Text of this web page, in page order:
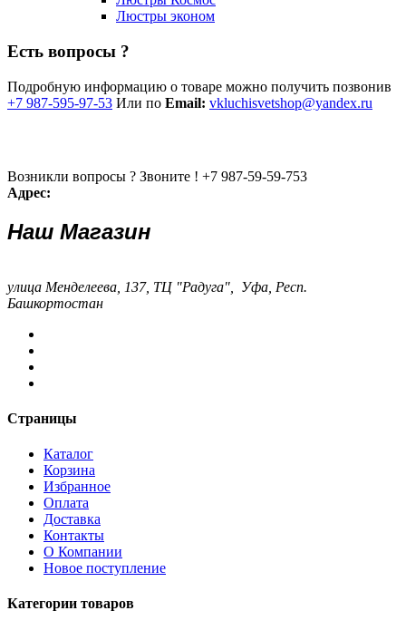
Люстры эконом
Есть вопросы ?
Подробную информацию о товаре можно получить позвонив
+7 987-595-97-53 Или по Email: vkluchisvetshop@yandex.ru
Возникли вопросы ? Звоните ! +7 987-59-59-753
Адрес:
Наш Магазин
улица Менделеева, 137, ТЦ "Радуга", Уфа, Респ.
Башкортостан
Страницы
Каталог
Корзина
Избранное
Оплата
Доставка
Контакты
О Компании
Новое поступление
Категории товаров